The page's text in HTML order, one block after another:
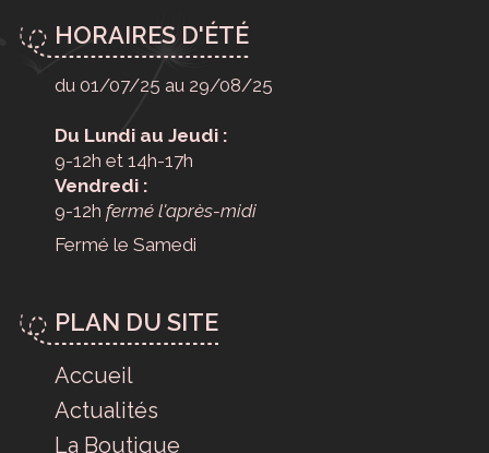
HORAIRES D'ÉTÉ
du 01/07/25 au 29/08/25
Du Lundi au Jeudi :
9-12h et 14h-17h
Vendredi :
9-12h fermé l'après-midi
Fermé le Samedi
PLAN DU SITE
Accueil
Actualités
La Boutique